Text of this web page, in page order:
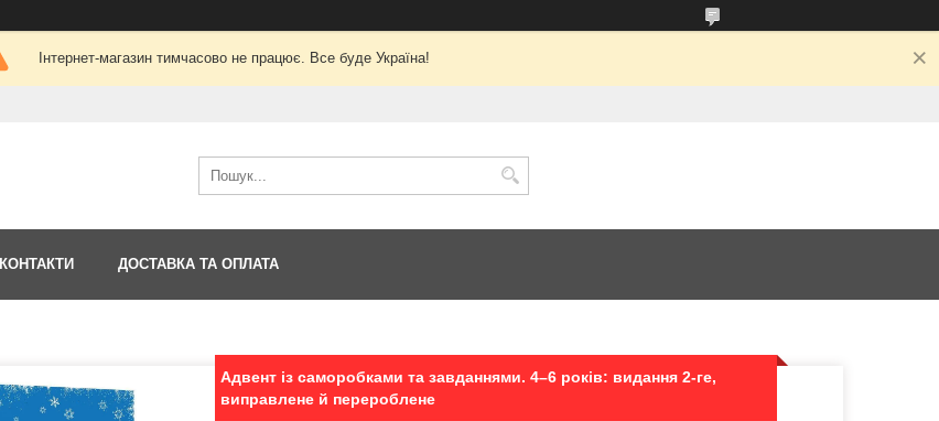
Інтернет-магазин тимчасово не працює. Все буде Україна!
КОНТАКТИ ДОСТАВКА ТА ОПЛАТА
Адвент із саморобками та завданнями. 4–6 років: видання 2-ге,
виправлене й перероблене